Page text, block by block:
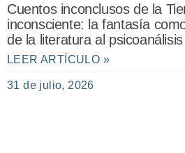
Cuentos inconclusos de la
inconsciente: la fantasía
de la literatura al psicoanálisis
LEER ARTÍCULO »
31 de julio, 2026